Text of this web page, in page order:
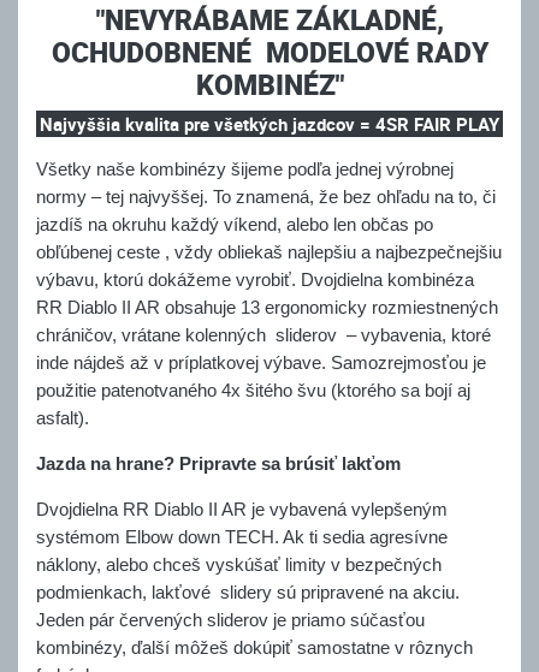
"NEVYRÁBAME ZÁKLADNÉ,
OCHUDOBNENÉ MODELOVÉ RADY
KOMBINÉZ"
Najvyššia kvalita pre všetkých jazdcov = 4SR FAIR PLAY
Všetky naše kombinézy šijeme podľa jednej výrobnej
normy – tej najvyššej. To znamená, že bez ohľadu na to, či
jazdíš na okruhu každý víkend, alebo len občas po
obľúbenej ceste , vždy obliekaš najlepšiu a najbezpečnejšiu
výbavu, ktorú dokážeme vyrobiť. Dvojdielna kombinéza
RR Diablo II AR obsahuje 13 ergonomicky rozmiestnených
chráničov, vrátane kolenných sliderov – vybavenia, ktoré
inde nájdeš až v príplatkovej výbave. Samozrejmosťou je
použitie patenotvaného 4x šitého švu (ktorého sa bojí aj
asfalt).
Jazda na hrane? Pripravte sa brúsiť lakťom
Dvojdielna RR Diablo II AR je vybavená vylepšeným
systémom Elbow down TECH. Ak ti sedia agresívne
náklony, alebo chceš vyskúšať limity v bezpečných
podmienkach, lakťové slidery sú pripravené na akciu.
Jeden pár červených sliderov je priamo súčasťou
kombinézy, ďalší môžeš dokúpiť samostatne v rôznych